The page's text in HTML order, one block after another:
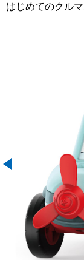
はじめてのクル